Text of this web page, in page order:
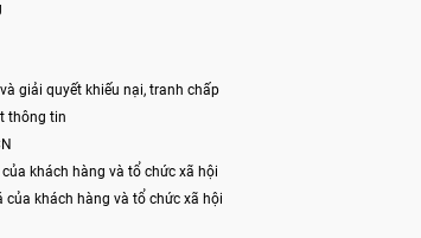
giải quyết khiếu nại, tranh chấp
thông tin
khách hàng và tổ chức xã hội
của khách hàng và tổ chức xã hội